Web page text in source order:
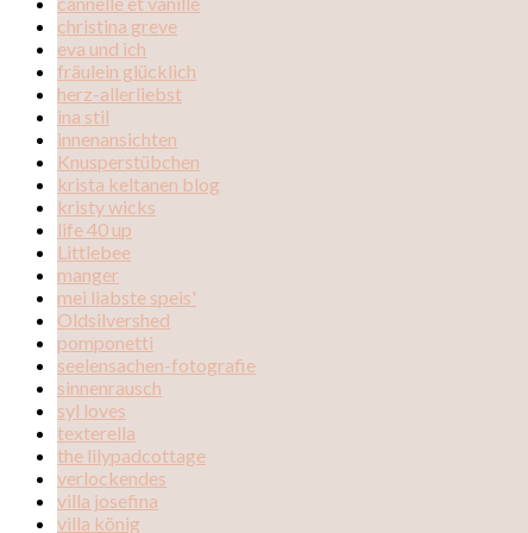
christina greve
eva und ich
fräulein glücklich
herz-allerliebst
ina stil
innenansichten
Knusperstübchen
krista keltanen blog
kristy wicks
life 40 up
Littlebee
manger
mei liabste speis'
Oldsilvershed
pomponetti
seelensachen-fotografie
sinnenrausch
syl loves
texterella
the lilypadcottage
verlockendes
villa josefina
villa könig